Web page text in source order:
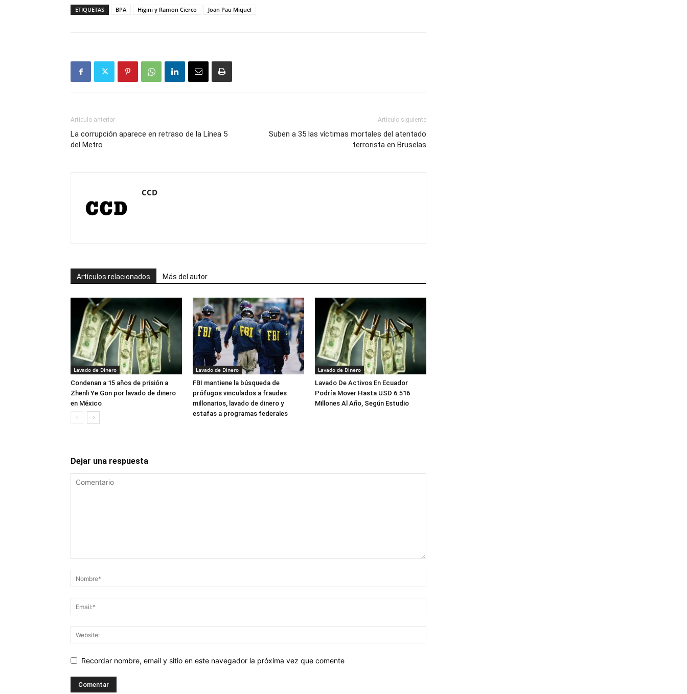
ETIQUETAS BPA Higini y Ramon Cierco Joan Pau Miquel
Artículo anterior
La corrupción aparece en retraso de la Línea 5
del Metro
Artículo siguiente
Suben a 35 las víctimas mortales del atentado
terrorista en Bruselas
CCD
Artículos relacionados Más del autor
Lavado de Dinero
Condenan a 15 años de prisión a
Zhenli Ye Gon por lavado de dinero
en México
Lavado de Dinero
FBI mantiene la búsqueda de
prófugos vinculados a fraudes
millonarios, lavado de dinero y
estafas a programas federales
Lavado de Dinero
Lavado De Activos En Ecuador
Podría Mover Hasta USD 6.516
Millones Al Año, Según Estudio
Dejar una respuesta
Recordar nombre, email y sitio en este navegador la próxima vez que comente